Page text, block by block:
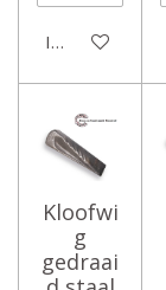
In winkelwagen
Kloofwi
g
gedraai